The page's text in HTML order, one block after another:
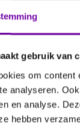
gebruik van
om
analyseren.
en analyse.
hebben
inkl. kabel